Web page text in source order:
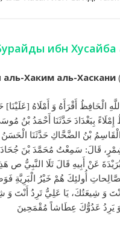
ибн
аль-Хаким аль-Хаскани
الْحَافِظُ أَقْرَأَهُ وَ أَمْلَاهُ [عَلَيْنَا]
إِمْلَاءً بِبَغْدَادَ حَدَّثَنَا أَحْمَدُ بْنُ
الْقَاسِمُ بْنُ الضَّحَّاكِ حَدَّثَنَا
شِمْرٍ، قَالَ: سَمِعْتُ مُحَمَّدَ بْنَ
عَنْ أَبِيهِ قَالَ‌ تَلَا النَّبِيُّ ص
أُولئِكَ هُمْ خَيْرُ الْبَرِيَّةِ
وَ شِيعَتُكَ، يَا عَلِيُّ تَرِدُ أَنْتَ وَ
وَ يَرِدُ عَدُوُّكَ عِطَاشاً مُقْمَحِينَ